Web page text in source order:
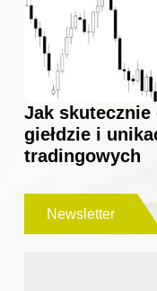
Jak
giełdzie i
tradingowych
Newsletter